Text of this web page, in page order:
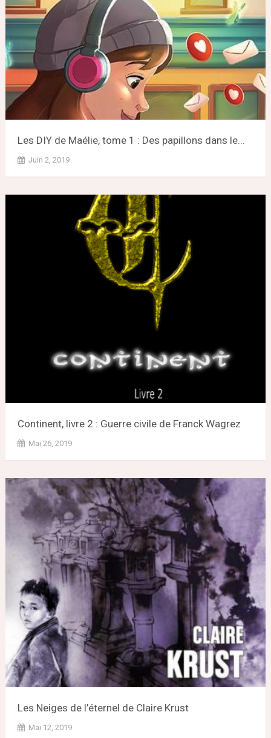
Les DIY de Maélie, tome 1 : Des papillons dans le...
Juin 2, 2019
Continent, livre 2 : Guerre civile de Franck Wagrez
Mai 26, 2019
Les Neiges de l’éternel de Claire Krust
Mai 12, 2019